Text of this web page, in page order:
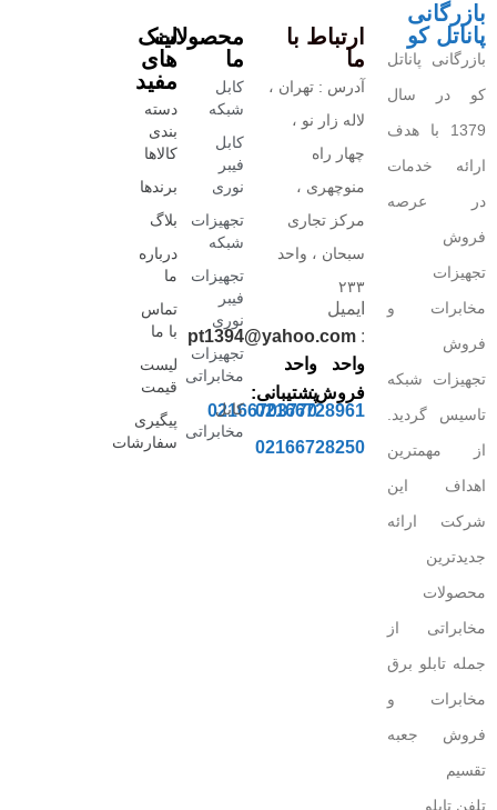
بازرگانی
پاناتل کو
بازرگانی پاناتل
کو در سال
1379 با هدف
ارائه خدمات
در عرصه
فروش
تجهیزات
مخابرات و
فروش
تجهیزات شبکه
تاسیس گردید.
از مهمترین
اهداف این
شرکت ارائه
جدیدترین
محصولات
مخابراتی از
جمله تابلو برق
مخابرات و
فروش جعبه
تقسیم
تلفن.تابلو
ارتباط با
ما
آدرس : تهران ،
لاله زار نو ،
چهار راه
منوچهری ،
مرکز تجاری
سبحان ، واحد
۲۳۳
ایمیل
:
pt1394@yahoo.com
واحد
فروش:
02166728961
02166728250
واحد
پشتیبانی:
02166703770
محصولات
ما
کابل
شبکه
کابل
فیبر
نوری
تجهیزات
شبکه
تجهیزات
فیبر
نوری
تجهیزات
مخابراتی
کابل
مخابراتی
لینک
های
مفید
دسته
بندی
کالاها
برندها
بلاگ
درباره
ما
تماس
با ما
لیست
قیمت
پیگیری
سفارشات